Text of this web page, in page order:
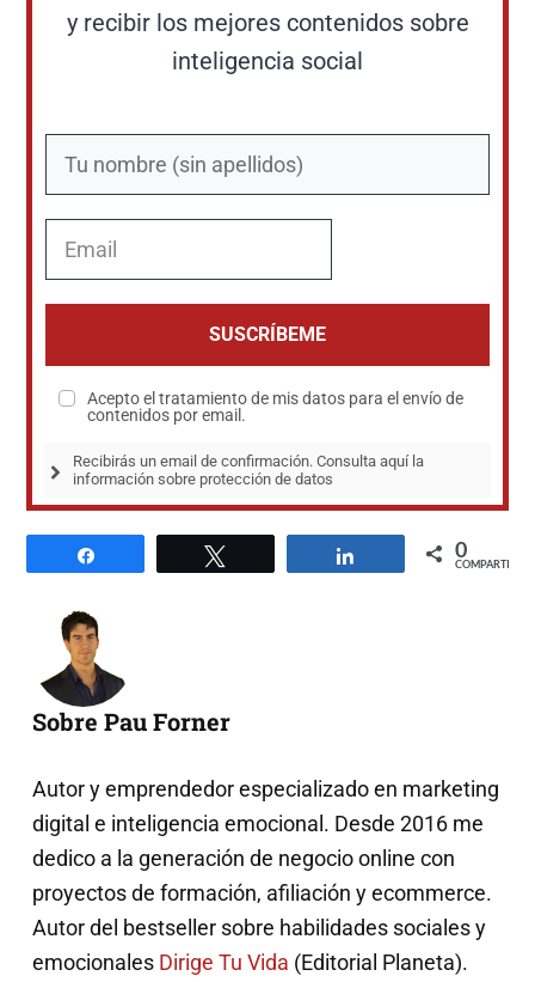
y recibir los mejores contenidos sobre
inteligencia social
SUSCRÍBEME
Acepto el tratamiento de mis datos para el envío de
contenidos por email.
Recibirás un email de confirmación. Consulta aquí la
información sobre protección de datos
Compartir 0
COMPARTIR
Sobre Pau Forner
Autor y emprendedor especializado en marketing
digital e inteligencia emocional. Desde 2016 me
dedico a la generación de negocio online con
proyectos de formación, afiliación y ecommerce.
Autor del bestseller sobre habilidades sociales y
emocionales Dirige Tu Vida (Editorial Planeta).